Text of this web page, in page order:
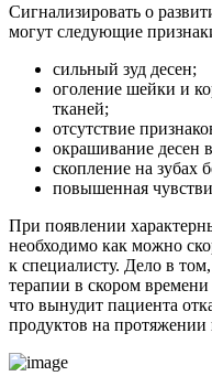
Сигнализировать о
могут следующие
сильный зуд десен;
оголение шейки и
тканей;
отсутствие
окрашивание десен
скопление на зубах
повышенная
При появлении
необходимо как можно
к специалисту. Дело в
терапии в скором
что вынудит пациента
продуктов на протяжении